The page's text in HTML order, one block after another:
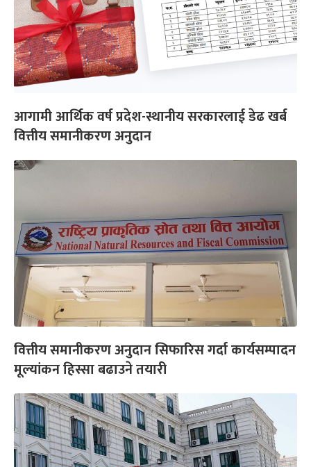
आगामी आर्थिक वर्ष प्रदेश-स्थानीय सरकारलाई डेढ खर्ब
वित्तीय समानीकरण अनुदान
वित्तीय समानीकरण अनुदान सिफारिस गर्दा कार्यसम्पादन
मूल्यांकन हिस्सा बढाउने तयारी